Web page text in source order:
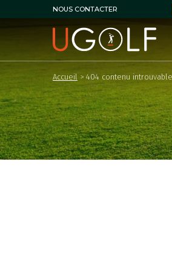
NOUS CONTACTER
Accueil > 404 contenu introuvable